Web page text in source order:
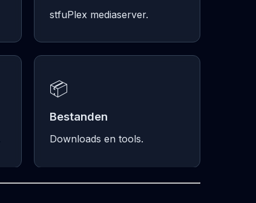
stfuPlex mediaserver.
📦
Bestanden
Downloads en tools.